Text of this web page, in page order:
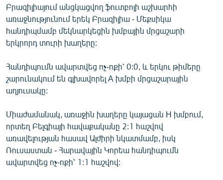
ՏԵՍԱՆՅՈՒԹԵՐ
ԲԱՆԱՎԵՃ
ՓՈԴՔԱՍԹ
Հայերեն
English
Русский
ՀԵՏԵՎԵՔ ՄԵԶ
Բրազիլիայում անցկացվող ֆուտբոլի աշխարհի
առաջնությունում երեկ Բրազիլիա - Մեքսիկա
հանդիպմամբ մեկնարկեցին խմբային մրցաշարի
երկրորդ տուրի խաղերը:
Հանդիպումն ավարտվեց ոչ-ոքի՝ 0:0, և երկու թիմերը
շարունակում են գլխավորել A խմբի մրցաշարային
աղյուսակը:
Միաժամանակ, առաջին խաղերը կայացան H խմբում,
որտեղ Բելգիայի հավաքականը 2:1 հաշվով
առավելության հասավ Ալժիրի նկատմամբ, իսկ
Ռուսաստան - Հարավային Կորեա հանդիպումն
ավարտվեց ոչ-ոքի՝ 1:1 հաշվով: